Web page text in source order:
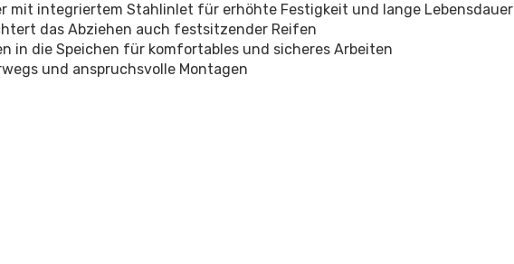
mit integriertem Stahlinlet für erhöhte Festigkeit und lange Lebensdauer
das Abziehen auch festsitzender Reifen
in die Speichen für komfortables und sicheres Arbeiten
und anspruchsvolle Montagen